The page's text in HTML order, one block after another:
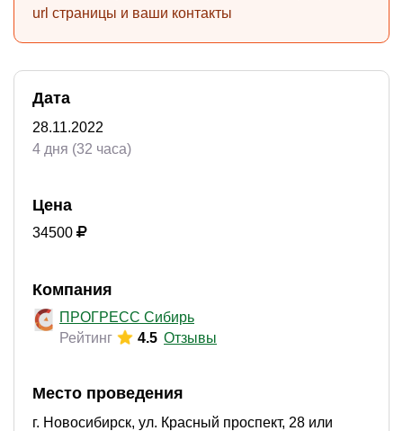
url страницы и ваши контакты
Дата
28.11.2022
4 дня (32 часа)
Цена
34500
Компания
ПРОГРЕСС Сибирь
Рейтинг
4.5 Отзывы
Место проведения
г. Новосибирск, ул. Красный проспект, 28 или